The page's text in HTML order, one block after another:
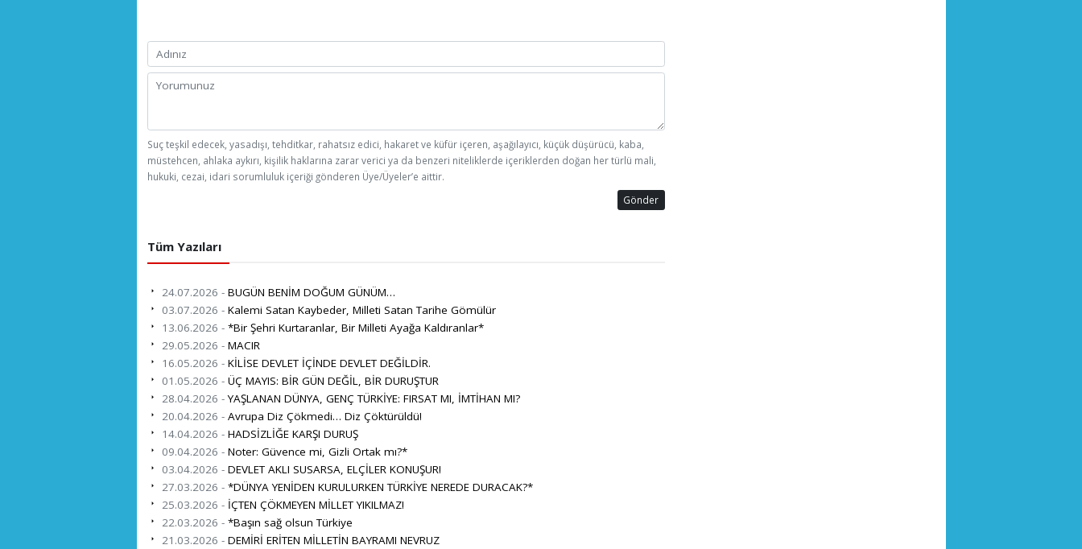
Suç teşkil edecek, yasadışı, tehditkar, rahatsız edici, hakaret ve küfür içeren, aşağılayıcı, küçük düşürücü, kaba,
müstehcen, ahlaka aykırı, kişilik haklarına zarar verici ya da benzeri niteliklerde içeriklerden doğan her türlü mali,
hukuki, cezai, idari sorumluluk içeriği gönderen Üye/Üyeler’e aittir.
Gönder
Tüm Yazıları
24.07.2026 - BUGÜN BENİM DOĞUM GÜNÜM…
03.07.2026 - Kalemi Satan Kaybeder, Milleti Satan Tarihe Gömülür
13.06.2026 - *Bir Şehri Kurtaranlar, Bir Milleti Ayağa Kaldıranlar*
29.05.2026 - MACIR
16.05.2026 - KİLİSE DEVLET İÇİNDE DEVLET DEĞİLDİR.
01.05.2026 - ÜÇ MAYIS: BİR GÜN DEĞİL, BİR DURUŞTUR
28.04.2026 -YAŞLANAN DÜNYA, GENÇ TÜRKİYE: FIRSAT MI, İMTİHAN MI?
20.04.2026 - Avrupa Diz Çökmedi… Diz Çöktürüldü!
14.04.2026 - HADSİZLİĞE KARŞI DURUŞ
09.04.2026 - Noter: Güvence mi, Gizli Ortak mı?*
03.04.2026 - DEVLET AKLI SUSARSA, ELÇİLER KONUŞUR!
27.03.2026 - *DÜNYA YENİDEN KURULURKEN TÜRKİYE NEREDE DURACAK?*
25.03.2026 - İÇTEN ÇÖKMEYEN MİLLET YIKILMAZ!
22.03.2026 - *Başın sağ olsun Türkiye
21.03.2026 - DEMİRİ ERİTEN MİLLETİN BAYRAMI NEVRUZ